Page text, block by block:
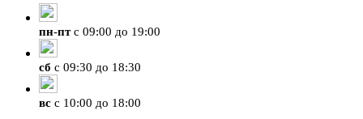
пн-птс 09:00 до 19:00
сб с 09:30 до 18:30
вс с 10:00 до 18:00